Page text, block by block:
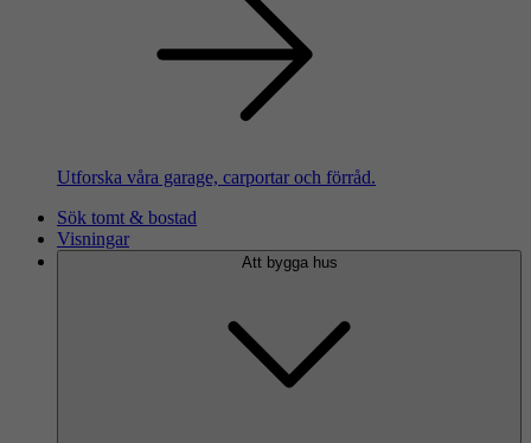
Utforska våra garage, carportar och förråd.
Sök tomt & bostad
Visningar
Att bygga hus